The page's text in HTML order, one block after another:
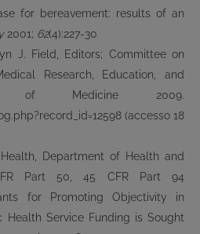
for bereavement: results of an
2001; 62(4):227-30
J. Field, Editors; Committee on
Research, Education, and
of Medicine 2009.
(accesso 18
Department of Health and
Part 50, 45 CFR Part 94
for Promoting Objectivity in
Health Service Funding is Sought